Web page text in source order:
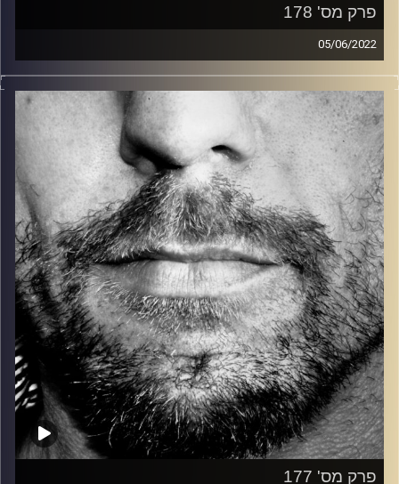
פרק מס' 178
05/06/2022
זיפים, מוזיקה מחוספסת של הופעות חיות. הרבה ג'אם, רוק,
בלוז, bluegrass, ג'אז, Fאנק, פרוגרסיב ואפילו אלקטרוניקה.
כל מה שחי, אמיתי ונושם.
עם שמוליק רגב.
קרדיט תמונות: David Goehring
פרק מס' 177